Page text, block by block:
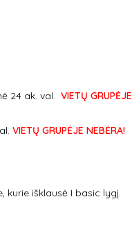
24 ak. val. VIETŲ GRUPĖJE
VIETŲ GRUPĖJE NEBĖRA!
kurie išklausė I basic lygį.